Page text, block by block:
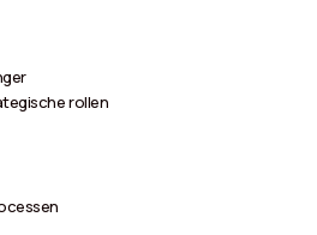
rollen